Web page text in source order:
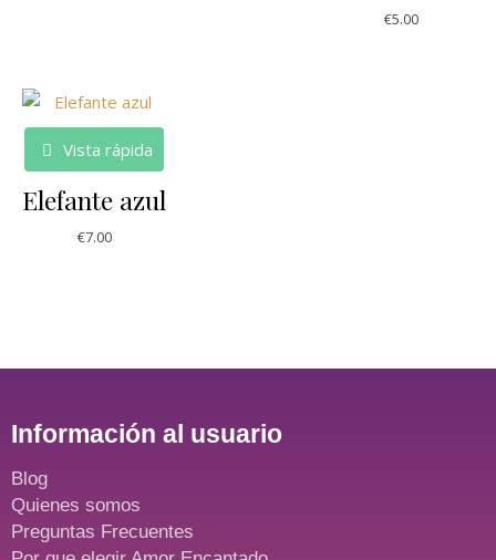
€5.00
Vista rápida
Elefante azul
€7.00
Información al usuario
Blog
Quienes somos
Preguntas Frecuentes